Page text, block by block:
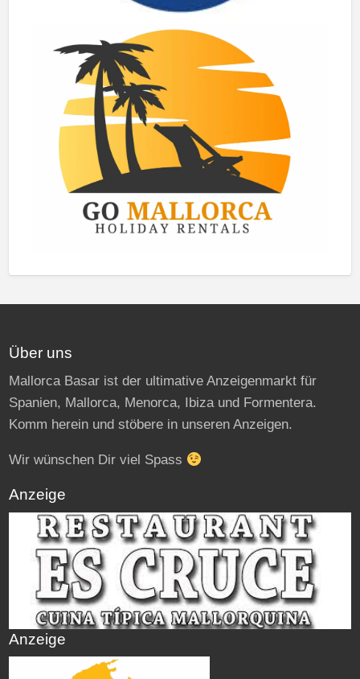
Über uns
Mallorca Basar ist der ultimative Anzeigenmarkt für
Spanien, Mallorca, Menorca, Ibiza und Formentera.
Komm herein und stöbere in unseren Anzeigen.
Wir wünschen Dir viel Spass
Anzeige
Anzeige